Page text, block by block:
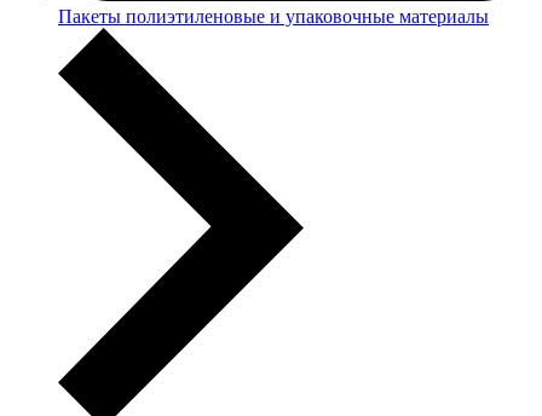
Пакеты полиэтиленовые и упаковочные материалы